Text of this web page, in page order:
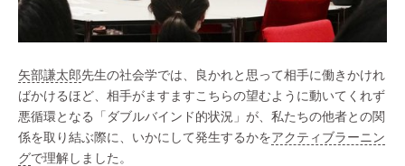
矢部謙太郎先生の社会学では、良かれと思って相手に働きかけれ
ばかけるほど、相手がますますこちらの望むように動いてくれず
悪循環となる「ダブルバインド的状況」が、私たちの他者との関
係を取り結ぶ際に、いかにして発生するかをアクティブラーニン
グで理解しました。